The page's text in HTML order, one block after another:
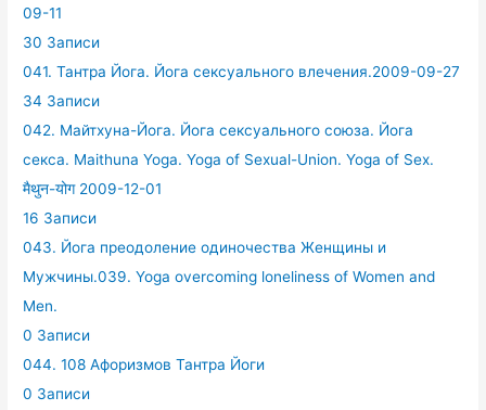
09-11
30 Записи
041. Тантра Йога. Йога сексуального влечения.2009-09-27
34 Записи
042. Майтхуна-Йога. Йога сексуального союза. Йога
секса. Maithuna Yoga. Yoga of Sexual-Union. Yoga of Sex.
मैथुन-योग 2009-12-01
16 Записи
043. Йога преодоление одиночества Женщины и
Мужчины.039. Yoga overcoming loneliness of Women and
Men.
0 Записи
044. 108 Афоризмов Тантра Йоги
0 Записи